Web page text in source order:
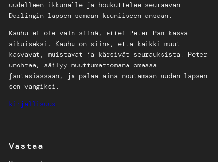
uudelleen ikkunalle ja houkuttelee seuraavan
Darlingin lapsen samaan kauniiseen ansaan.
Kauhu ei ole vain siinä, ettei Peter Pan kasva
aikuiseksi. Kauhu on siinä, että kaikki muut
kasvavat, muistavat ja kärsivät seurauksista. Peter
unohtaa, säilyy muuttumattomana omassa
fantasiassaan, ja palaa aina noutamaan uuden lapsen
sen vangiksi.
kirjallisuus
Vastaa